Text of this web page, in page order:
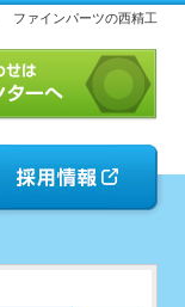
ファインパーツの西精工